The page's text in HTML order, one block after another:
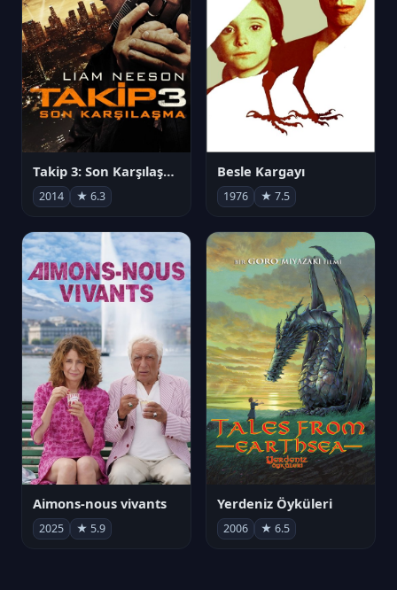
Takip 3: Son Karşılaşma
2014 ★ 6.3
Besle Kargayı
1976 ★ 7.5
Aimons-nous vivants
2025 ★ 5.9
Yerdeniz Öyküleri
2006 ★ 6.5